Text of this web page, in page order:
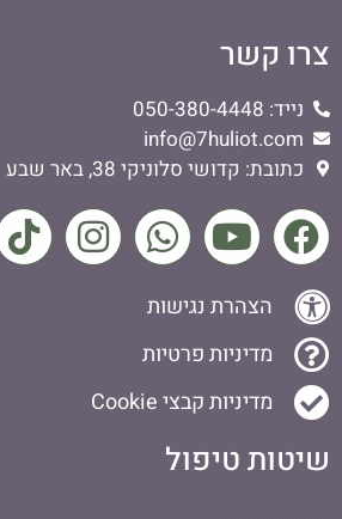
צרו קשר
נייד: 050-380-4448
info@7huliot.com
כתובת: קדושי סלוניקי 38, באר שבע
הצהרת נגישות
מדיניות פרטיות
מדיניות קבצי Cookie
שיטות טיפול